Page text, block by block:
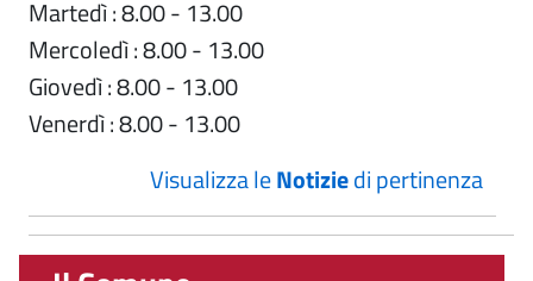
Martedì : 8.00 - 13.00
Mercoledì : 8.00 - 13.00
Giovedì : 8.00 - 13.00
Venerdì : 8.00 - 13.00
Visualizza leNotiziedi pertinenza